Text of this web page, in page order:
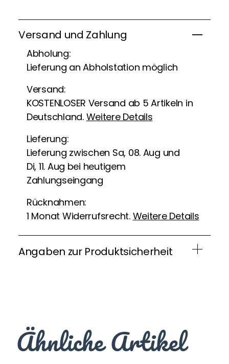
Versand und Zahlung
Abholung:
Lieferung an Abholstation möglich
Versand:
KOSTENLOSER Versand ab 5 Artikeln in
Deutschland. Weitere Details
Lieferung:
Lieferung zwischen Sa, 08. Aug und
Di, 11. Aug bei heutigem
Zahlungseingang
Rücknahmen:
1 Monat Widerrufsrecht. Weitere Details
Angaben zur Produktsicherheit
Ähnliche Artikel